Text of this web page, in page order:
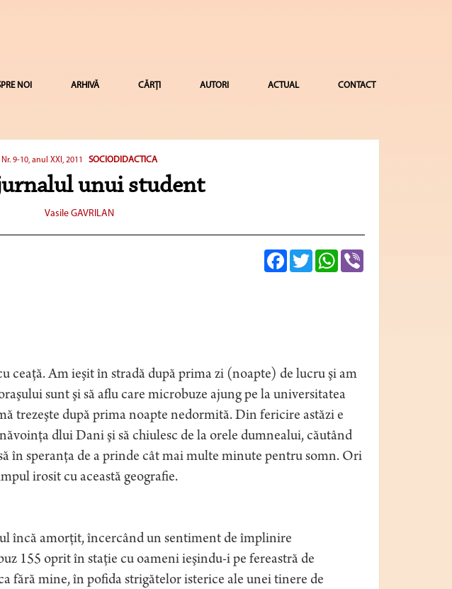
NOI ARHIVĂ CĂRȚI AUTORI ACTUAL CONTACT
Nr. 9-10, anul XXI, 2011 SOCIODIDACTICA
unui student
Vasile GAVRILAN
FacebookTwitterWhatsApp
ceaţă. Am ieşit în stradă după prima zi (noapte) de lucru şi am
sunt şi să aflu care microbuze ajung pe la universitatea
trezeşte după prima noapte nedormită. Din fericire astăzi e
dlui Dani şi să chiulesc de la orele dumnealui, căutând
în speranţa de a prinde cât mai multe minute pentru somn. Ori
irosit cu această geografie.
încă amorţit, încercând un sentiment de împlinire
155 oprit în staţie cu oameni ieşindu-i pe fereastră de
fără mine, în pofida strigătelor isterice ale unei tinere de